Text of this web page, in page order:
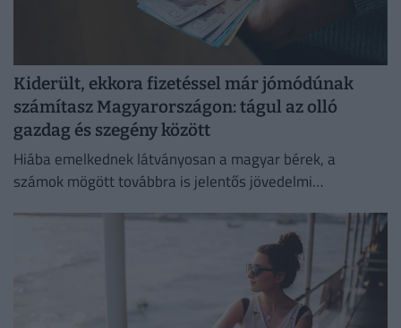
Kiderült, ekkora fizetéssel már jómódúnak
számítasz Magyarországon: tágul az olló
gazdag és szegény között
Hiába emelkednek látványosan a magyar bérek, a
számok mögött továbbra is jelentős jövedelmi